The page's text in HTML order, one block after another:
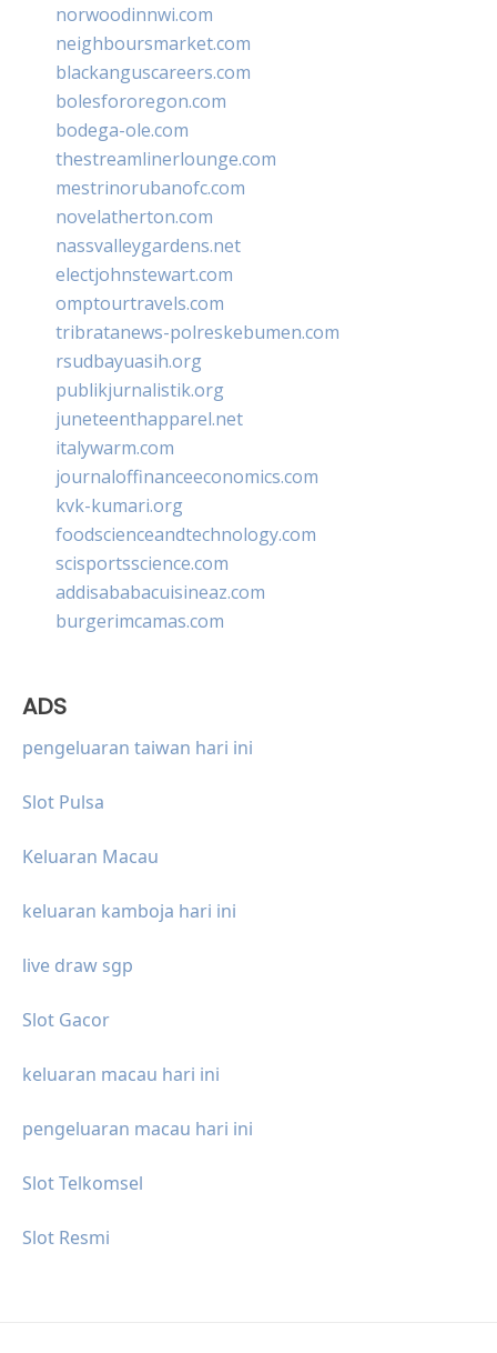
norwoodinnwi.com
neighboursmarket.com
blackanguscareers.com
bolesfororegon.com
bodega-ole.com
thestreamlinerlounge.com
mestrinorubanofc.com
novelatherton.com
nassvalleygardens.net
electjohnstewart.com
omptourtravels.com
tribratanews-polreskebumen.com
rsudbayuasih.org
publikjurnalistik.org
juneteenthapparel.net
italywarm.com
journaloffinanceeconomics.com
kvk-kumari.org
foodscienceandtechnology.com
scisportsscience.com
addisababacuisineaz.com
burgerimcamas.com
ADS
pengeluaran taiwan hari ini
Slot Pulsa
Keluaran Macau
keluaran kamboja hari ini
live draw sgp
Slot Gacor
keluaran macau hari ini
pengeluaran macau hari ini
Slot Telkomsel
Slot Resmi